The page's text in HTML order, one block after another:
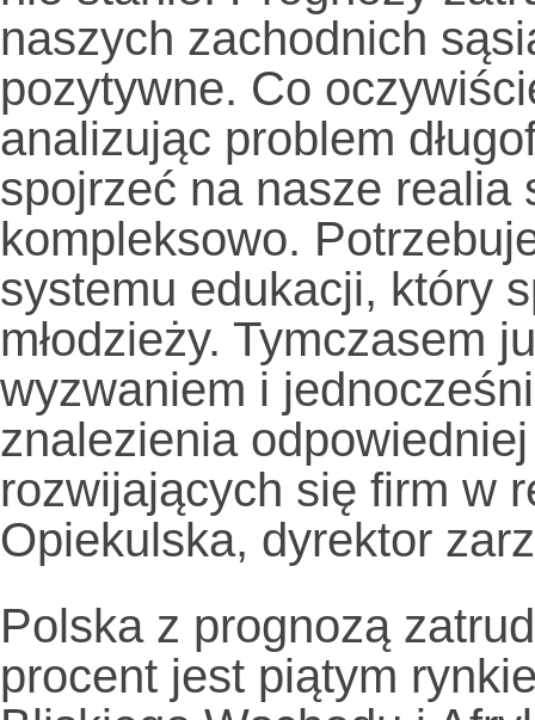
naszych zachodnich
pozytywne. Co
analizując problem
spojrzeć na nasze realia
kompleksowo.
systemu edukacji, który
młodzieży. Tymczasem
wyzwaniem i
znalezienia
rozwijających się firm w
Opiekulska, dyrektor
Polska z prognozą
procent jest piątym